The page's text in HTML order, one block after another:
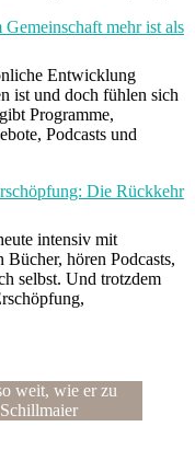
mehr ist als
Entwicklung
ist und doch fühlen sich
Programme,
Podcasts und
Die Rückkehr
intensiv mit
hören Podcasts,
selbst. Und trotzdem
weit, wie er zu